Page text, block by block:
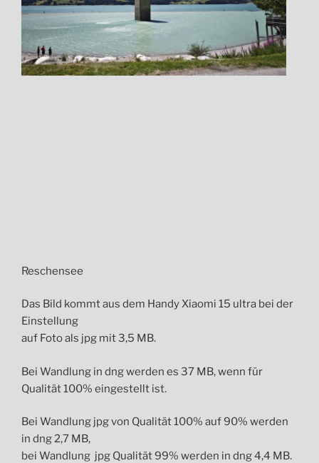
Reschensee
Das Bild kommt aus dem Handy Xiaomi 15 ultra bei der
Einstellung
auf Foto als jpg mit 3,5 MB.
Bei Wandlung in dng werden es 37 MB, wenn für
Qualität 100% eingestellt ist.
Bei Wandlung jpg von Qualität 100% auf 90% werden
in dng 2,7 MB,
bei Wandlung jpg Qualität 99% werden in dng 4,4 MB.